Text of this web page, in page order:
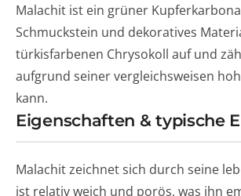
Malachit ist ein grüner
Schmuckstein und dekoratives
türkisfarbenen Chrysokoll auf und
aufgrund seiner vergleichsweisen
kann.
Eigenschaften & typische
Malachit zeichnet sich durch seine
ist relativ weich und porös, was ihn